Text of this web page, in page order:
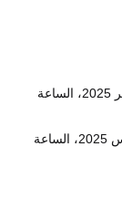
17 فبراير 2025، الساعة
2 مارس 2025، الساعة